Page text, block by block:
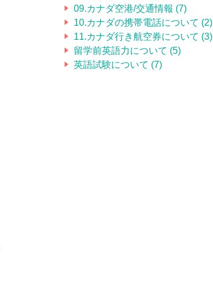
09.カナダ空港/交通情報 (7)
10.カナダの携帯電話について (2)
11.カナダ行き航空券について (3)
留学前英語力について (5)
英語試験について (7)